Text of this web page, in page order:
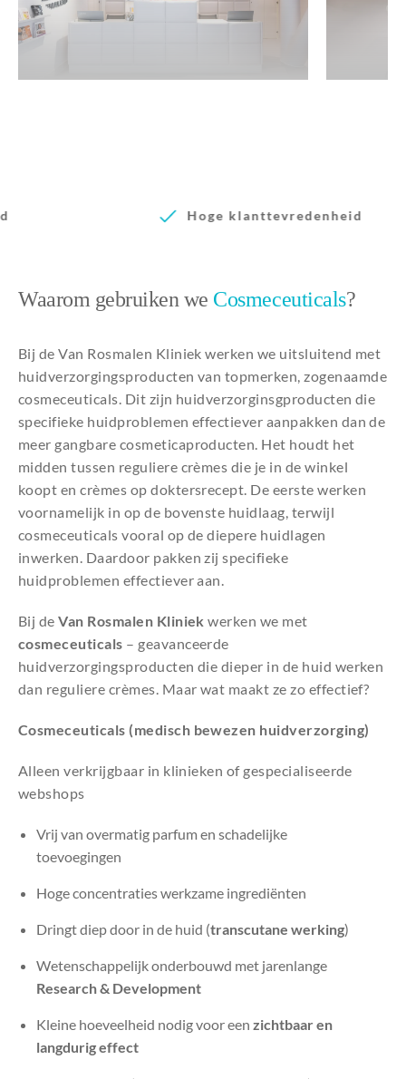
Hoge klanttevredenheid
Waarom gebruiken we Cosmeceuticals?
Bij de Van Rosmalen Kliniek werken we uitsluitend met
huidverzorgingsproducten van topmerken, zogenaamde
cosmeceuticals. Dit zijn huidverzorginsgproducten die
specifieke huidproblemen effectiever aanpakken dan de
meer gangbare cosmeticaproducten. Het houdt het
midden tussen reguliere crèmes die je in de winkel
koopt en crèmes op doktersrecept. De eerste werken
voornamelijk in op de bovenste huidlaag, terwijl
cosmeceuticals vooral op de diepere huidlagen
inwerken. Daardoor pakken zij specifieke
huidproblemen effectiever aan.
Bij deVan Rosmalen Kliniek werken we met
cosmeceuticals – geavanceerde
huidverzorgingsproducten die dieper in de huid werken
dan reguliere crèmes. Maar wat maakt ze zo effectief?
Cosmeceuticals (medisch bewezen huidverzorging)
Alleen verkrijgbaar in klinieken of gespecialiseerde
webshops
Vrij van overmatig parfum en schadelijke
toevoegingen
Hoge concentraties werkzame ingrediënten
Dringt diep door in de huid (transcutane werking)
Wetenschappelijk onderbouwd met jarenlange
Research & Development
Kleine hoeveelheid nodig voor een zichtbaar en
langdurig effect